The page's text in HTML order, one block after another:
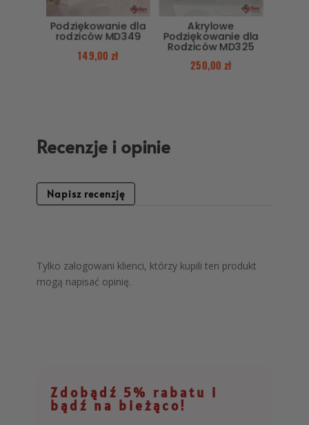
Podziękowanie dla
rodziców MD349
149,00 zł
Akrylowe
Podziękowanie dla
Rodziców MD325
250,00 zł
Recenzje i opinie
Napisz recenzję
Tylko zalogowani klienci, którzy kupili ten produkt
mogą napisać opinię.
Zdobądź 5% rabatu i
bądź na bieżąco!